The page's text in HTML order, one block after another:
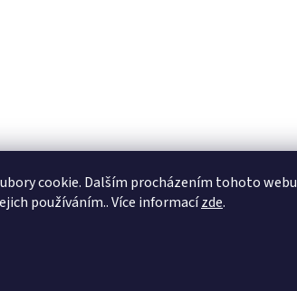
cookie. Dalším procházením tohoto webu
používáním.. Více informacízde.